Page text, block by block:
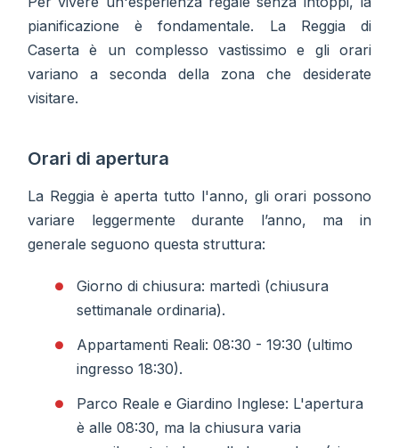
pianificazione è fondamentale. La Reggia di
Caserta è un complesso vastissimo e gli orari
variano a seconda della zona che desiderate
visitare.
Orari di apertura
La Reggia è aperta tutto l'anno, gli orari possono
variare leggermente durante l’anno, ma in
generale seguono questa struttura:
Giorno di chiusura: martedì (chiusura
settimanale ordinaria).
Appartamenti Reali: 08:30 - 19:30 (ultimo
ingresso 18:30).
Parco Reale e Giardino Inglese: L'apertura
è alle 08:30, ma la chiusura varia